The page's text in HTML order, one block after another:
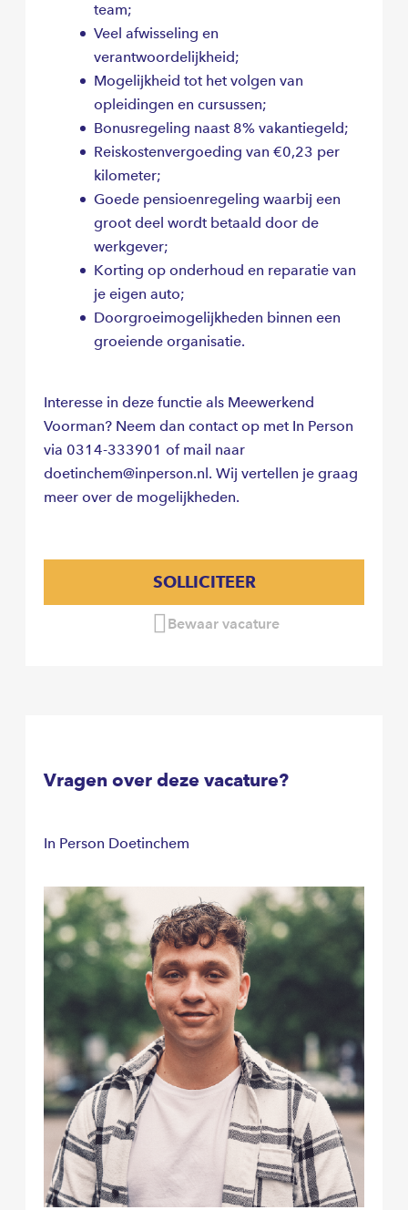
team;
Veel afwisseling en
verantwoordelijkheid;
Mogelijkheid tot het volgen van
opleidingen en cursussen;
Bonusregeling naast 8% vakantiegeld;
Reiskostenvergoeding van €0,23 per
kilometer;
Goede pensioenregeling waarbij een
groot deel wordt betaald door de
werkgever;
Korting op onderhoud en reparatie van
je eigen auto;
Doorgroeimogelijkheden binnen een
groeiende organisatie.
Interesse in deze functie als Meewerkend
Voorman? Neem dan contact op met In Person
via 0314-333901 of mail naar
doetinchem@inperson.nl. Wij vertellen je graag
meer over de mogelijkheden.
SOLLICITEER
Bewaar vacature
Vragen over deze vacature?
In Person Doetinchem